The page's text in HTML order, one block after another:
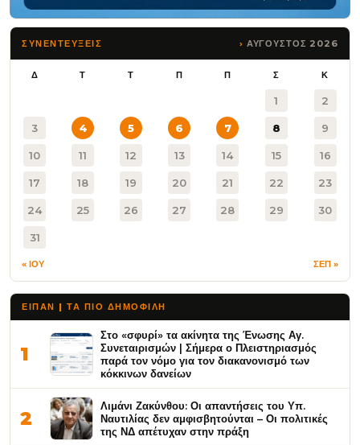
ΣΥΝΕΝΤΕΥΞΕΙΣ ΑΥΓΟΥΣΤΟΣ 2026
Δ Τ Τ Π Π Σ Κ
1 2
3 4 5 6 7 8 9
10 11 12 13 14 15 16
17 18 19 20 21 22 23
24 25 26 27 28 29 30
31
« ΙΟΥ ΣΕΠ »
ΕΙΠΑΝ | ΤΑ ΠΙΟ ΔΗΜΟΦΙΛΉ
1
Στο «σφυρί» τα ακίνητα της Ένωσης Αγ.
Συνεταιρισμών | Σήμερα ο Πλειστηριασμός
παρά τον νόμο για τον διακανονισμό των
κόκκινων δανείων
2
Λιμάνι Ζακύνθου: Οι απαντήσεις του Υπ.
Ναυτιλίας δεν αμφισβητούνται – Οι πολιτικές
της ΝΔ απέτυχαν στην πράξη